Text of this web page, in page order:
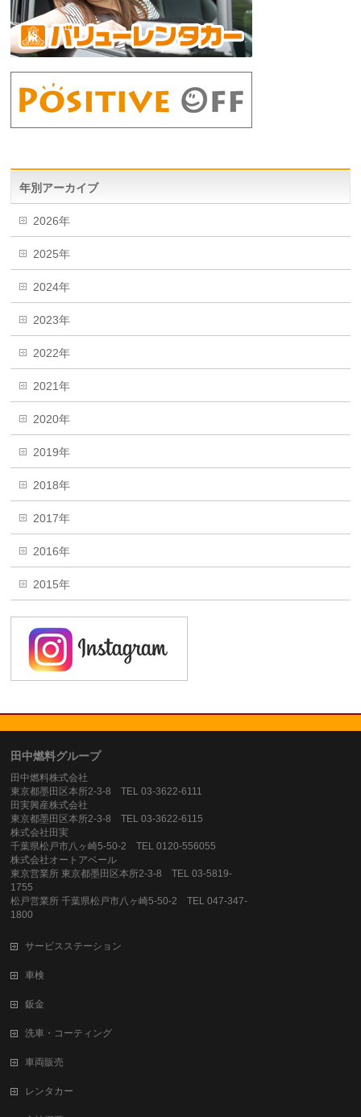
年別アーカイブ
2026年
2025年
2024年
2023年
2022年
2021年
2020年
2019年
2018年
2017年
2016年
2015年
田中燃料グループ
田中燃料株式会社
東京都墨田区本所2-3-8 TEL 03-3622-6111
田実興産株式会社
東京都墨田区本所2-3-8 TEL 03-3622-6115
株式会社田実
千葉県松戸市八ヶ崎5-50-2 TEL 0120-556055
株式会社オートアベール
東京営業所 東京都墨田区本所2-3-8 TEL 03-5819-
1755
松戸営業所 千葉県松戸市八ヶ崎5-50-2 TEL 047-347-
1800
サービスステーション
車検
鈑金
洗車・コーティング
車両販売
レンタカー